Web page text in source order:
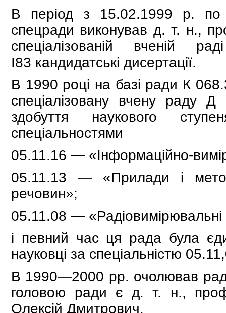
В період з 15.02.1999 р. по
спецради виконував д. т. н.,
спеціалізованій вченій
І83 кандидатські дисертації.
В 1990 році на базі ради К
спеціалізовану вчену раду
здобуття наукового
спеціальностями
05.11.16 — «Інформаційно-
05.11.13 — «Прилади і
речовин»;
05.11.08 —
і певний час ця рада була
науковці за спеціальністю
В 1990—2000 рр. очолював
головою ради є д. т. н.,
Олексій Дмитрович.